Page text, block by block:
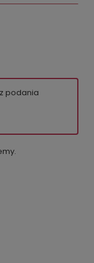
podania